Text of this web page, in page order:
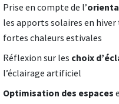
Prise en compte de l’
les apports solaires en
fortes chaleurs estivales
Réflexion sur les choix
l’éclairage artificiel
Optimisation des espaces